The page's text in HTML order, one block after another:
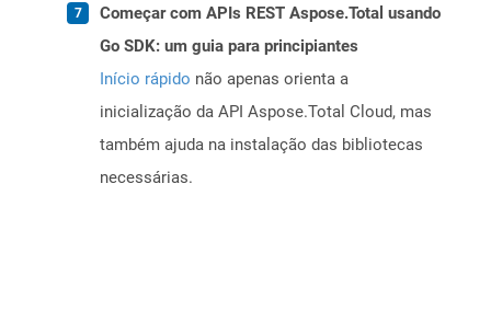
Começar com APIs REST Aspose.Total usando
Go SDK: um guia para principiantes
Início rápido não apenas orienta a
inicialização da API Aspose.Total Cloud, mas
também ajuda na instalação das bibliotecas
necessárias.